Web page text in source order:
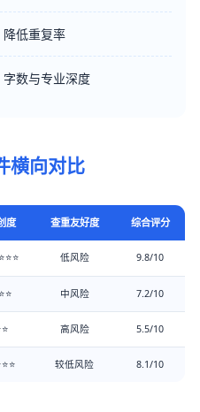
低重复率
数与专业深度
横向对比
度 查重友好度 综合评分
低风险 9.8/10
中风险 7.2/10
高风险 5.5/10
较低风险 8.1/10